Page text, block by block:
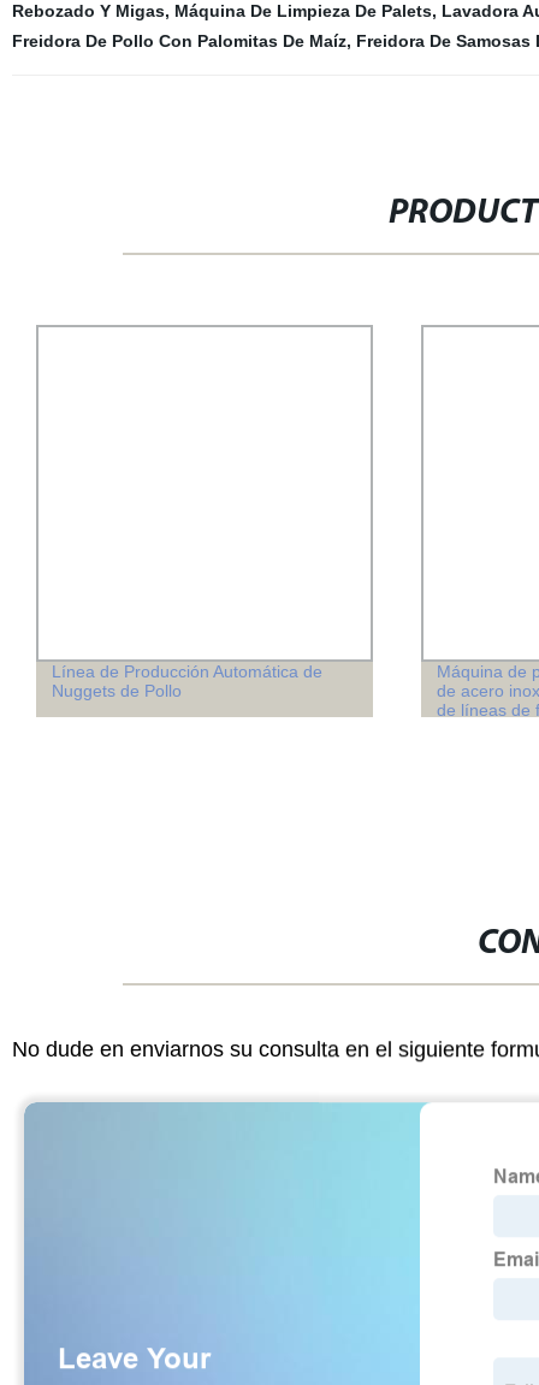
Rebozado Y Migas, Máquina De Limpieza De Palets, Lavadora
Freidora De Pollo Con Palomitas De Maíz, Freidora De Samosas
Línea de Producción Automática de
Nuggets de Pollo
Máquina de
de acero
de líneas de
No dude en enviarnos su consulta en el siguiente